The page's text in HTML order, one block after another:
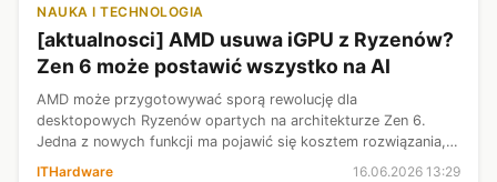
NAUKA I TECHNOLOGIA
[aktualnosci] AMD usuwa iGPU z Ryzenów?
Zen 6 może postawić wszystko na AI
AMD może przygotowywać sporą rewolucję dla
desktopowych Ryzenów opartych na architekturze Zen 6.
Jedna z nowych funkcji ma pojawić się kosztem rozwiązania,
które użytkownicy AM5 zdążyli już uznać za oczywistość.
ITHardware 16.06.2026 13:29